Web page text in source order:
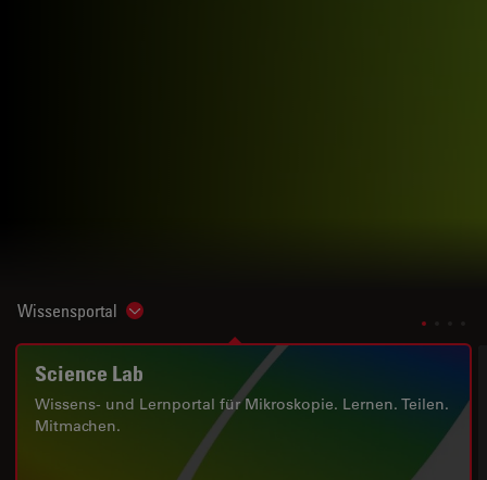
Wissensportal Show subnavigation
Science Lab
Wissens- und Lernportal für Mikroskopie. Lernen. Teilen.
Mitmachen.